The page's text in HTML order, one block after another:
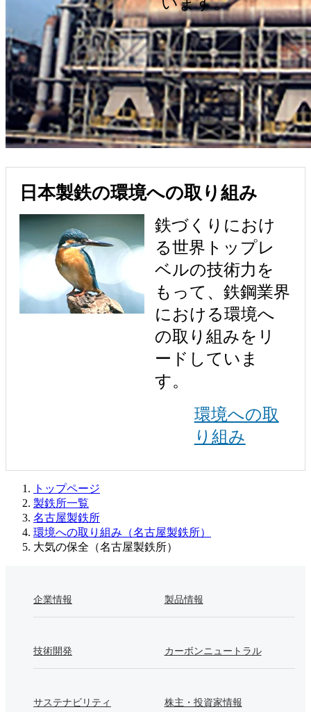
日本製鉄の環境への取り組み
鉄づくりにおけ
る世界トップレ
ベルの技術力を
もって、鉄鋼業界
における環境へ
の取り組みをリ
ードしていま
す。
環境への取
り組み
トップページ
製鉄所一覧
名古屋製鉄所
環境への取り組み（名古屋製鉄所）
大気の保全（名古屋製鉄所）
企業情報 製品情報
技術開発 カーボンニュートラル
サステナビリティ 株主・投資家情報